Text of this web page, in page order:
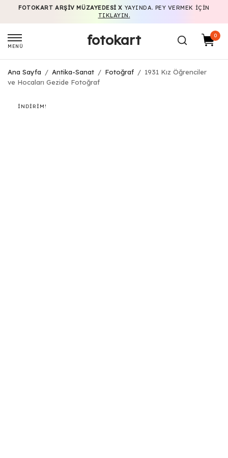
FOTOKART ARŞIV MÜZAYEDESI X YAYINDA. PEY VERMEK IÇIN
TIKLAYIN.
MENÜ fotokart 0
Ana Sayfa / Antika-Sanat / Fotoğraf / 1931 Kız Öğrenciler
ve Hocaları Gezide Fotoğraf
İNDIRIM!